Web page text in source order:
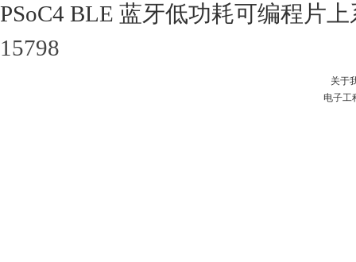
PSoC4 BLE 蓝牙低功耗可编程片
15798
关于
电子工